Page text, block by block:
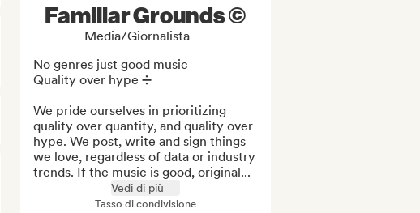
Familiar Grounds ©
Media/Giornalista
No genres just good music
Quality over hype ➗
We pride ourselves in prioritizing
quality over quantity, and quality over
hype. We post, write and sign things
we love, regardless of data or industry
trends. If the music is good, original...
Vedi di più
Tasso di condivisione